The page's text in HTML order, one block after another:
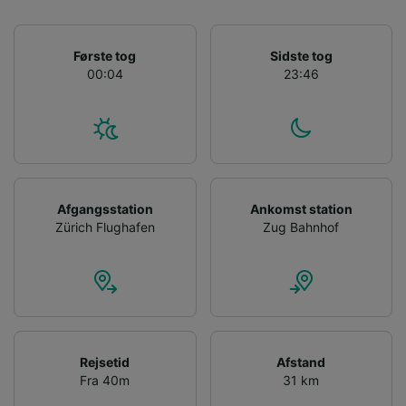
Første tog
00:04
Sidste tog
23:46
Afgangsstation
Zürich Flughafen
Ankomst station
Zug Bahnhof
Rejsetid
Fra 40m
Afstand
31 km